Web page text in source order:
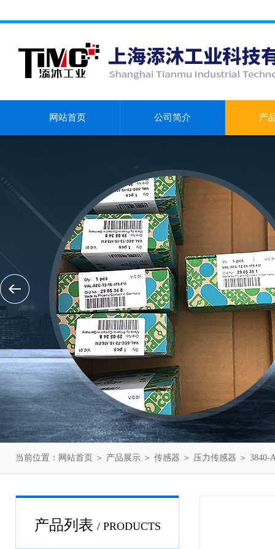
网站首页 公司简介 产
当前位置： 网站首页 ＞ 产品展示 ＞ 传感器 ＞ 压力传感器 ＞ 3840-
产品列表 / PRODUCTS